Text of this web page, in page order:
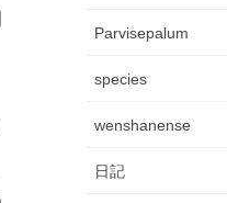
Parvisepalum
species
wenshanense
日記